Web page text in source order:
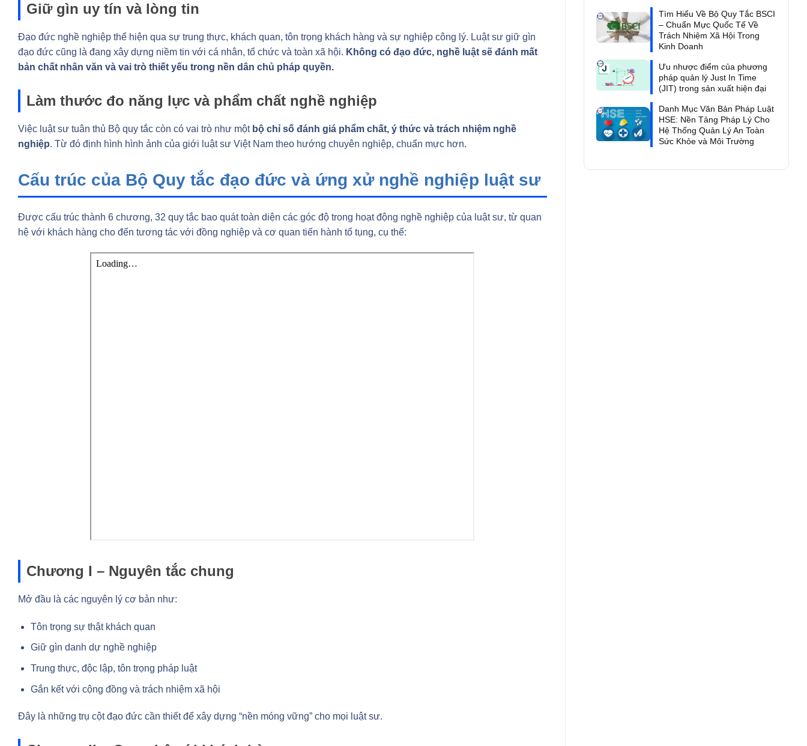
Giữ gìn uy tín và lòng tin
Đạo đức nghề nghiệp thể hiện qua sự trung thực, khách quan, tôn trọng khách hàng và sự nghiệp công lý. Luật sư giữ gìn
đạo đức cũng là đang xây dựng niềm tin với cá nhân, tổ chức và toàn xã hội. Không có đạo đức, nghề luật sẽ đánh mất
bản chất nhân văn và vai trò thiết yếu trong nền dân chủ pháp quyền.
Làm thước đo năng lực và phẩm chất nghề nghiệp
Việc luật sư tuân thủ Bộ quy tắc còn có vai trò như một bộ chỉ số đánh giá phẩm chất, ý thức và trách nhiệm nghề
nghiệp. Từ đó định hình hình ảnh của giới luật sư Việt Nam theo hướng chuyên nghiệp, chuẩn mực hơn.
Cấu trúc của Bộ Quy tắc đạo đức và ứng xử nghề nghiệp luật sư
Được cấu trúc thành 6 chương, 32 quy tắc bao quát toàn diện các góc độ trong hoạt động nghề nghiệp của luật sư, từ quan
hệ với khách hàng cho đến tương tác với đồng nghiệp và cơ quan tiến hành tố tụng, cụ thể:
Chương I – Nguyên tắc chung
Mở đầu là các nguyên lý cơ bản như:
Tôn trọng sự thật khách quan
Giữ gìn danh dự nghề nghiệp
Trung thực, độc lập, tôn trọng pháp luật
Gắn kết với cộng đồng và trách nhiệm xã hội
Đây là những trụ cột đạo đức cần thiết để xây dựng “nền móng vững” cho mọi luật sư.
Tìm Hiểu Về Bộ Quy Tắc BSCI
– Chuẩn Mực Quốc Tế Về
Trách Nhiệm Xã Hội Trong
Kinh Doanh
Ưu nhược điểm của phương
pháp quản lý Just In Time
(JIT) trong sản xuất hiện đại
Danh Mục Văn Bản Pháp Luật
HSE: Nền Tảng Pháp Lý Cho
Hệ Thống Quản Lý An Toàn
Sức Khỏe và Môi Trường